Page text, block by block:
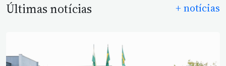
Últimas notícias + notícias